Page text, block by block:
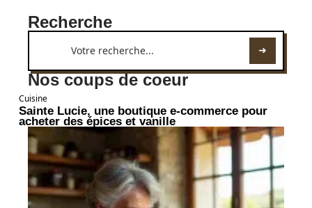
Recherche
Nos coups de coeur
Cuisine
Sainte Lucie, une boutique e-commerce pour
acheter des épices et vanille